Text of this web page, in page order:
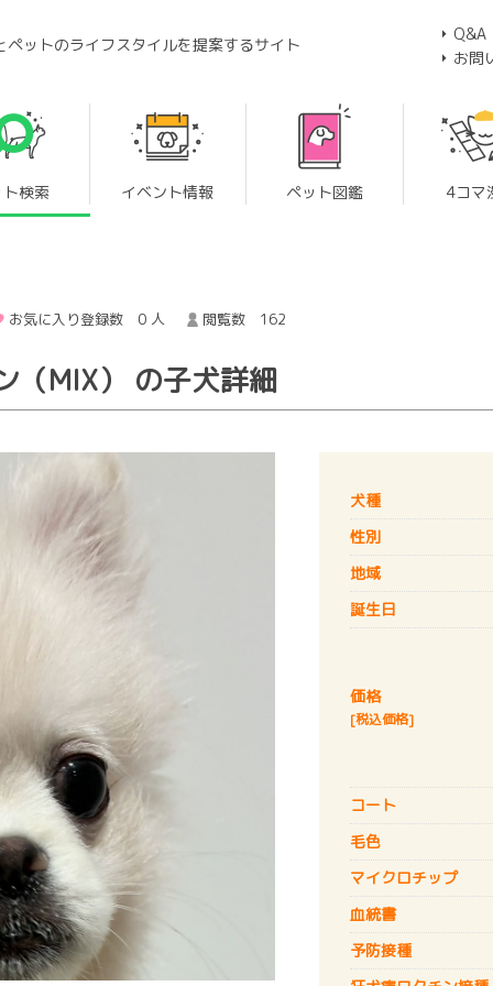
ペットのライフスタイルを提案するサイト
Q&A
お問
ト検索 イベント情報 ペット図鑑 4コマ
お気に入り登録数 0 人 閲覧数 162
MIX） の子犬詳細
犬種
性別
地域
誕生日
価格
[税込価格]
コート
毛色
マイクロチップ
血統書
予防接種